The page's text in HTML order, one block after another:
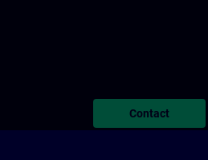
Contact